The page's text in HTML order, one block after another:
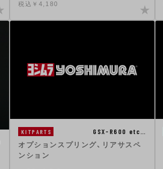
税込￥4,180
KITPARTS GSX-R600 etc…
オプションスプリング、リアサスペ
ンション